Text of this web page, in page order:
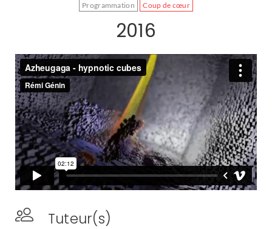
Programmation Coup de cœur
2016
Tuteur(s)